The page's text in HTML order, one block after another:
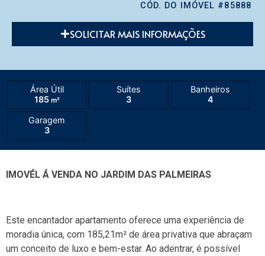
CÓD. DO IMÓVEL #85888
SOLICITAR MAIS INFORMAÇÕES
Área Útil
185m²
Suítes
3
Banheiros
4
Garagem
3
IMOVÉL Á VENDA NO JARDIM DAS PALMEIRAS
Este encantador apartamento oferece uma experiência de
moradia única, com 185,21m² de área privativa que abraçam
um conceito de luxo e bem-estar. Ao adentrar, é possível